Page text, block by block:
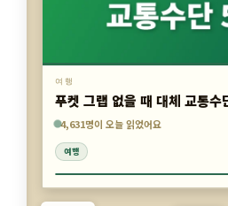
7,609명이 오늘 읽었어요
여행
푸켓 그랩 없을 때 대체 교통수
4,631명이 오늘 읽었어요
여행
4,405명이 오늘 읽었어요